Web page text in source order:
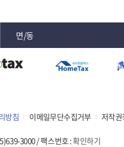
면/동
방침 이메일무단수집거부 저작
3000 / 팩스번호 :확인하기